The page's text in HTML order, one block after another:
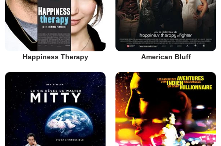
Happiness Therapy American Bluff